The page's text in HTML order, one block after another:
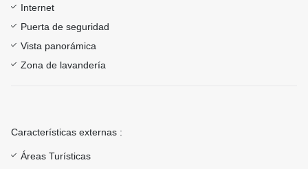
Internet
Puerta de seguridad
Vista panorámica
Zona de lavandería
Características externas :
Áreas Turísticas